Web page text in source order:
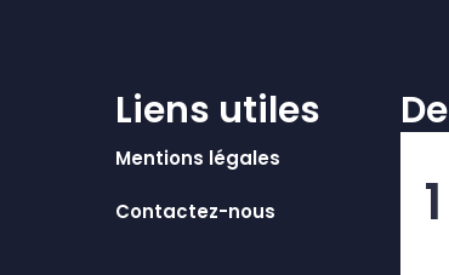
Liens utiles
Mentions légales
Contactez-nous